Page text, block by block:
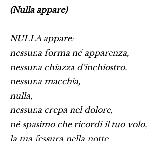
(Nulla appare)
NULLA appare:
nessuna forma né apparenza,
nessuna chiazza d’inchiostro,
nessuna macchia,
nulla,
nessuna crepa nel dolore,
né spasimo che ricordi il tuo volo,
la tua fessura nella notte